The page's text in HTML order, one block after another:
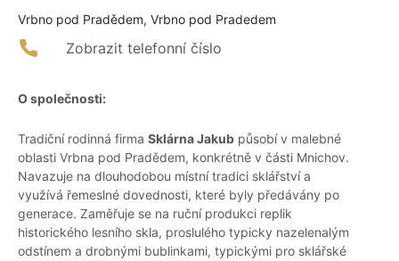
Vrbno pod Pradědem, Vrbno pod Pradedem
Zobrazit telefonní číslo
O společnosti:
Tradiční rodinná firma Sklárna Jakub působí v malebné
oblasti Vrbna pod Pradědem, konkrétně v části Mnichov.
Navazuje na dlouhodobou místní tradici sklářství a
využívá řemeslné dovednosti, které byly předávány po
generace. Zaměřuje se na ruční produkci replik
historického lesního skla, proslulého typicky nazelenalým
odstínem a drobnými bublinkami, typickými pro sklářské